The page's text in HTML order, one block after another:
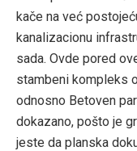
kače na već
kanalizacionu
sada. Ovde pored
stambeni kompleks
odnosno Betoven
dokazano, pošto je
jeste da planska